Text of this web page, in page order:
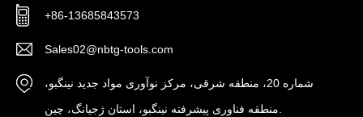
+86-13685843573
Sales02@nbtg-tools.com
شماره 20، منطقه شرقی، مرکز نوآوری مواد جدید نینگبو،
منطقه فناوری پیشرفته نینگبو، استان ژجیانگ، چین.